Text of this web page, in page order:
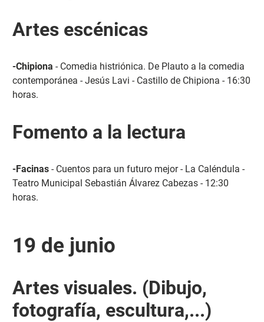
Artes escénicas
-Chipiona - Comedia histriónica. De Plauto a la comedia
contemporánea - Jesús Lavi - Castillo de Chipiona - 16:30
horas.
Fomento a la lectura
-Facinas- Cuentos para un futuro mejor - La Caléndula -
Teatro Municipal Sebastián Álvarez Cabezas - 12:30
horas.
19 de junio
Artes visuales. (Dibujo,
fotografía, escultura,...)